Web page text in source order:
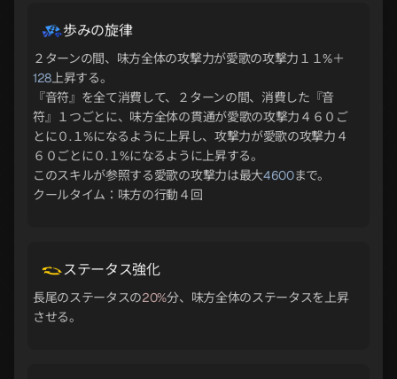
歩みの旋律
２ターンの間、味方全体の攻撃力が愛歌の攻撃力１１%＋
128上昇する。
『音符』を全て消費して、２ターンの間、消費した『音
符』１つごとに、味方全体の貫通が愛歌の攻撃力４６０ご
とに０.１%になるように上昇し、攻撃力が愛歌の攻撃力４
６０ごとに０.１%になるように上昇する。
このスキルが参照する愛歌の攻撃力は最大4600まで。
クールタイム：味方の行動４回
ステータス強化
長尾のステータスの20%分、味方全体のステータスを上昇
させる。